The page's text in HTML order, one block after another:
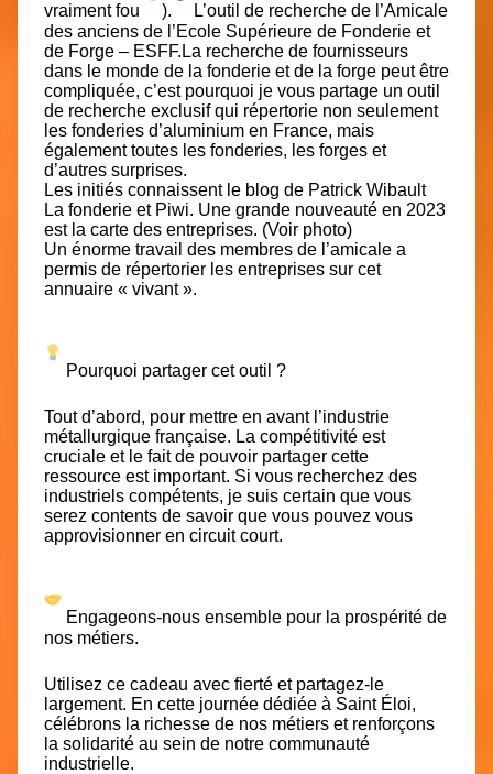
vraiment fou ).
L’outil de recherche de l’Amicale
des anciens de l’Ecole Supérieure de Fonderie et
de Forge – ESFF.La recherche de fournisseurs
dans le monde de la fonderie et de la forge peut être
compliquée, c’est pourquoi je vous partage un outil
de recherche exclusif qui répertorie non seulement
les fonderies d’aluminium en France, mais
également toutes les fonderies, les forges et
d’autres surprises.
Les initiés connaissent le blog de Patrick Wibault
La fonderie et Piwi. Une grande nouveauté en 2023
est la carte des entreprises. (Voir photo)
Un énorme travail des membres de l’amicale a
permis de répertorier les entreprises sur cet
annuaire « vivant ».
Pourquoi partager cet outil ?
Tout d’abord, pour mettre en avant l’industrie
métallurgique française. La compétitivité est
cruciale et le fait de pouvoir partager cette
ressource est important. Si vous recherchez des
industriels compétents, je suis certain que vous
serez contents de savoir que vous pouvez vous
approvisionner en circuit court.
Engageons-nous ensemble pour la prospérité de
nos métiers.
Utilisez ce cadeau avec fierté et partagez-le
largement. En cette journée dédiée à Saint Éloi,
célébrons la richesse de nos métiers et renforçons
la solidarité au sein de notre communauté
industrielle.